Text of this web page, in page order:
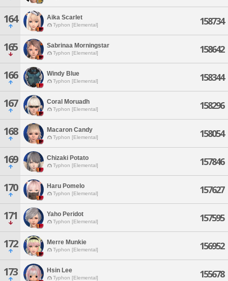
164 Aika Scarlet
Typhon [Elemental] 158734
165 Sabrinaa Morningstar
Typhon [Elemental] 158642
166 Windy Blue
Typhon [Elemental] 158344
167 Coral Moruadh
Typhon [Elemental] 158296
168 Macaron Candy
Typhon [Elemental] 158054
169 Chizaki Potato
Typhon [Elemental] 157846
170 Haru Pomelo
Typhon [Elemental] 157627
171 Yaho Peridot
Typhon [Elemental] 157595
172 Merre Munkie
Typhon [Elemental] 156952
173 Hsin Lee
Typhon [Elemental] 155678